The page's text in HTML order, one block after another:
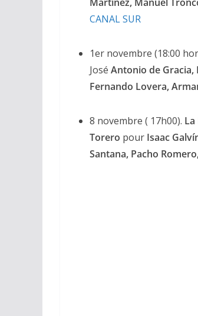
CANAL SUR
1er novembre (18:00
José Antonio de Gracia,
Fernando Lovera,
8 novembre ( 17h00).
Torero pour Isaac
Santana, Pacho